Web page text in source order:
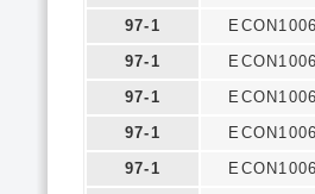
97-1
ECON1006
97-1
ECON1006
97-1
ECON1006
97-1
ECON1006
97-1
ECON1006